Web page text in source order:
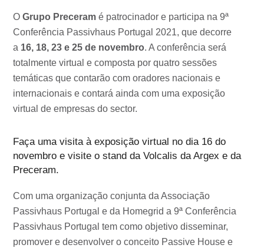
OGrupo Preceram é patrocinador e participa na 9ª
Conferência Passivhaus Portugal 2021, que decorre
a 16, 18, 23 e 25 de novembro. A conferência será
totalmente virtual e composta por quatro sessões
temáticas que contarão com oradores nacionais e
internacionais e contará ainda com uma exposição
virtual de empresas do sector.
Faça uma visita à exposição virtual no dia 16 do
novembro e visite o stand da Volcalis da Argex e da
Preceram.
Com uma organização conjunta da Associação
Passivhaus Portugal e da Homegrid a 9ª Conferência
Passivhaus Portugal tem como objetivo disseminar,
promover e desenvolver o conceito Passive House e